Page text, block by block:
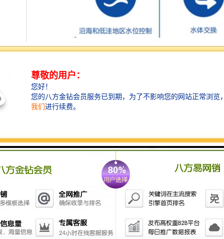
系统：根据铭源智能电控及工控云平台，设施可实现智
值守。